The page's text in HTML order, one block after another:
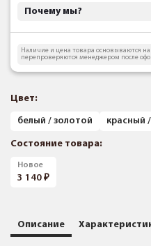
Почему мы?
Наличие и цена товара основываются
перепроверяются менеджером после
Цвет:
белый / золотой красный
Состояние товара:
Новое
3 140
Описание